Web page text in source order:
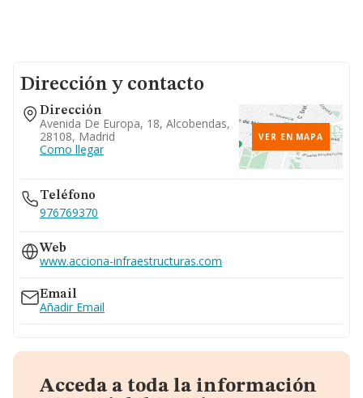
Dirección y contacto
Dirección
Avenida De Europa, 18, Alcobendas,
28108, Madrid
Como llegar
VER EN MAPA
Teléfono
976769370
Web
www.acciona-infraestructuras.com
Email
Añadir Email
Acceda a toda la información